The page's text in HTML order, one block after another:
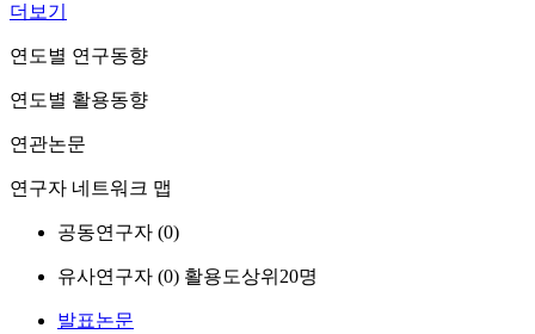
더보기
연도별 연구동향
연도별 활용동향
연관논문
연구자 네트워크 맵
공동연구자 (0)
유사연구자 (0) 활용도상위20명
발표논문